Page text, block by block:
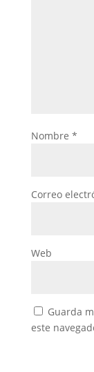
Nombre *
Correo
Web
Guarda
este